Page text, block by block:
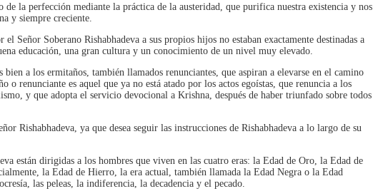
de la perfección mediante la práctica de la austeridad, que purifica nuestra existencia y nos
y siempre creciente.
el Señor Soberano Rishabhadeva a sus propios hijos no estaban exactamente destinadas a
educación, una gran cultura y un conocimiento de un nivel muy elevado.
bien a los ermitaños, también llamados renunciantes, que aspiran a elevarse en el camino
o renunciante es aquel que ya no está atado por los actos egoístas, que renuncia a los
y que adopta el servicio devocional a Krishna, después de haber triunfado sobre todos
Rishabhadeva, ya que desea seguir las instrucciones de Rishabhadeva a lo largo de su
están dirigidas a los hombres que viven en las cuatro eras: la Edad de Oro, la Edad de
la Edad de Hierro, la era actual, también llamada la Edad Negra o la Edad
las peleas, la indiferencia, la decadencia y el pecado.